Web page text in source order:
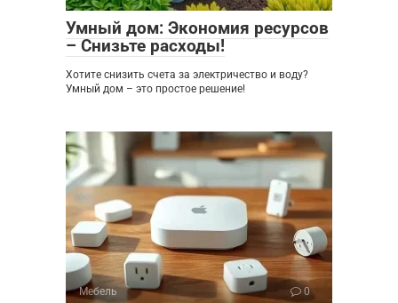
Умный дом: Экономия ресурсов
– Снизьте расходы!
Хотите снизить счета за электричество и воду?
Умный дом – это простое решение!
Мебель 0